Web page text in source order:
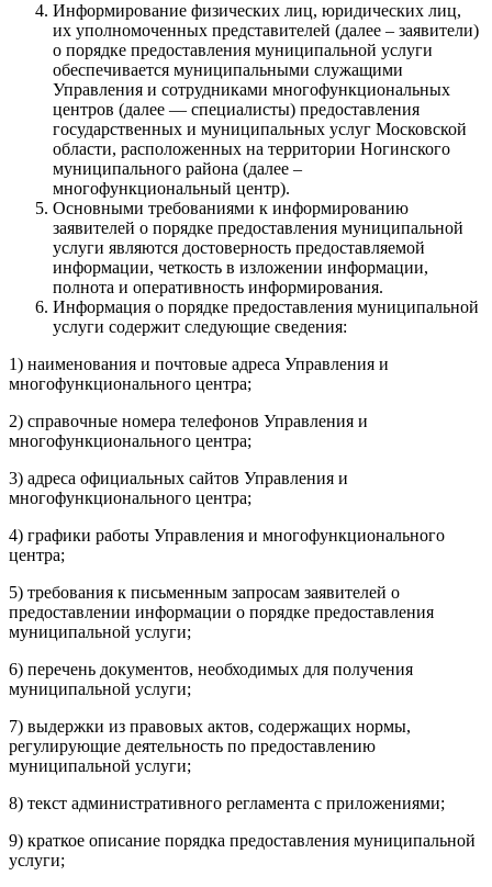
Информирование физических лиц, юридических лиц,
их уполномоченных представителей (далее – заявители)
о порядке предоставления муниципальной услуги
обеспечивается муниципальными служащими
Управления и сотрудниками многофункциональных
центров (далее — специалисты) предоставления
государственных и муниципальных услуг Московской
области, расположенных на территории Ногинского
муниципального района (далее –
многофункциональный центр).
Основными требованиями к информированию
заявителей о порядке предоставления муниципальной
услуги являются достоверность предоставляемой
информации, четкость в изложении информации,
полнота и оперативность информирования.
Информация о порядке предоставления муниципальной
услуги содержит следующие сведения:
1) наименования и почтовые адреса Управления и
многофункционального центра;
2) справочные номера телефонов Управления и
многофункционального центра;
3) адреса официальных сайтов Управления и
многофункционального центра;
4) графики работы Управления и многофункционального
центра;
5) требования к письменным запросам заявителей о
предоставлении информации о порядке предоставления
муниципальной услуги;
6) перечень документов, необходимых для получения
муниципальной услуги;
7) выдержки из правовых актов, содержащих нормы,
регулирующие деятельность по предоставлению
муниципальной услуги;
8) текст административного регламента с приложениями;
9) краткое описание порядка предоставления муниципальной
услуги;